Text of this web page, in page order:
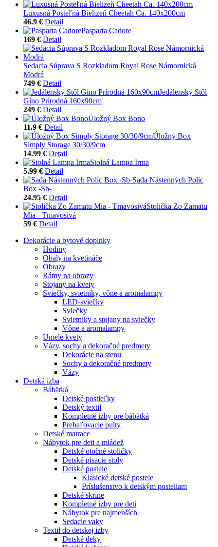
Luxusná Posteľná Bielizeň Cheetah Ca. 140x200cm
46.9 € Detail
Pasparta Cadore
169 € Detail
Sedacia Súprava S Rozkladom Royal Rose Námornická
Modrá
749 € Detail
Jedálenský Stôl
Gino Prírodná 160x90cm
249 € Detail
Úložný Box Bono
11.9 € Detail
Úložný Box
Simply Storage 30/30/9cm
14.99 € Detail
Stolná Lampa Irma
5.99 € Detail
Sada Nástenných Políc
Box -Sb-
24.95 € Detail
Stolička Zo Zamatu
Mia - Tmavosivá
59 € Detail
Dekorácie a bytové doplnky
Hodiny
Obaly na kvetináče
Obrazy
Rámy na obrazy
Stojany na kvety
Sviečky, svietniky, vône a aromalampy
LED-sviečky
Sviečky
Svietniky a stojany na sviečky
Vône a aromalampy
Umelé kvety
Vázy, sochy a dekoračné predmety
Dekorácie na stenu
Sochy a dekoračné predmety
Vázy
Detská izba
Bábätká
Detské postieľky
Detský textil
Kompletné izby pre bábätká
Prebaľovacie pulty
Detské matrace
Nábytok pre deti a mládež
Detské otočné stoličky
Detské písacie stoly
Detské postele
Klasické detské postele
Príslušenstvo k detským posteliam
Detské skrine
Kompletné izby pre deti
Nábytok pre najmenších
Sedacie vaky
Textil do detskej izby
Detské deky